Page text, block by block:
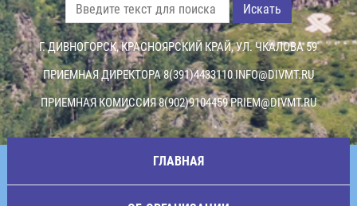
Искать
Г. ДИВНОГОРСК, КРАСНОЯРСКИЙ КРАЙ, УЛ. ЧКАЛОВА 59
ПРИЕМНАЯ ДИРЕКТОРА 8(391)4433110INFO@DIVMT.RU
ПРИЕМНАЯ КОМИССИЯ 8(902)9104459PRIEM@DIVMT.RU
ГЛАВНАЯ